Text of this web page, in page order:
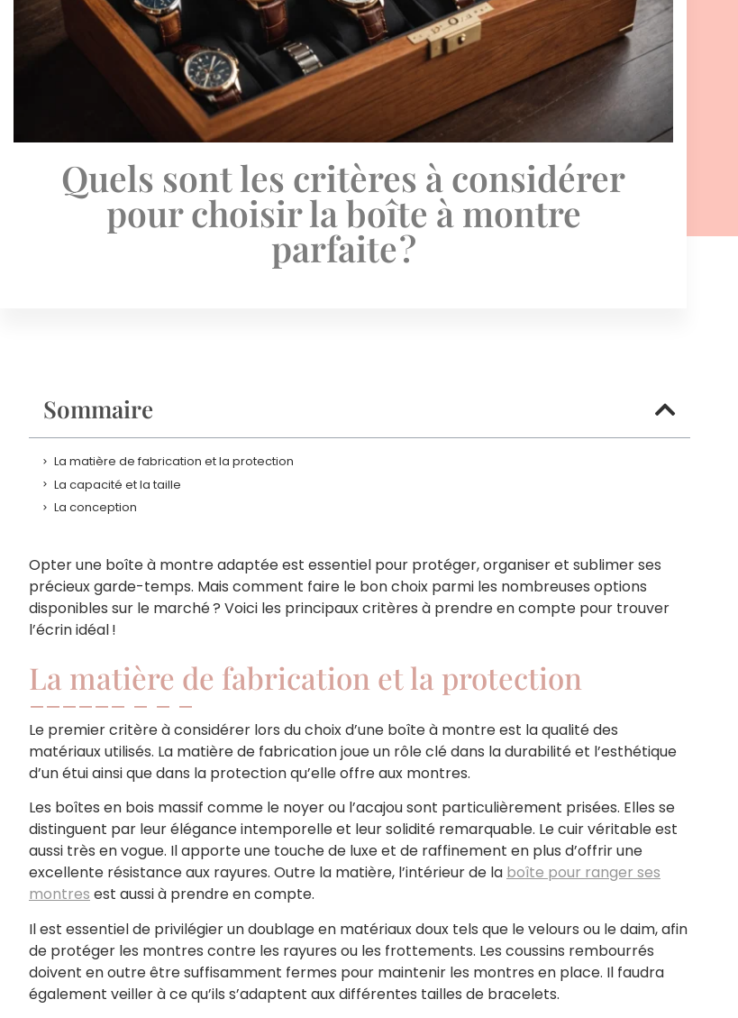
Quels sont les critères à considérer
pour choisir la boîte à montre
parfaite ?
Sommaire
La matière de fabrication et la protection
La capacité et la taille
La conception
Opter une boîte à montre adaptée est essentiel pour protéger, organiser et sublimer ses
précieux garde-temps. Mais comment faire le bon choix parmi les nombreuses options
disponibles sur le marché ? Voici les principaux critères à prendre en compte pour trouver
l’écrin idéal !
La matière de fabrication et la protection
Le premier critère à considérer lors du choix d’une boîte à montre est la qualité des
matériaux utilisés. La matière de fabrication joue un rôle clé dans la durabilité et l’esthétique
d’un étui ainsi que dans la protection qu’elle offre aux montres.
Les boîtes en bois massif comme le noyer ou l’acajou sont particulièrement prisées. Elles se
distinguent par leur élégance intemporelle et leur solidité remarquable. Le cuir véritable est
aussi très en vogue. Il apporte une touche de luxe et de raffinement en plus d’offrir une
excellente résistance aux rayures. Outre la matière, l’intérieur de la boîte pour ranger ses
montres est aussi à prendre en compte.
Il est essentiel de privilégier un doublage en matériaux doux tels que le velours ou le daim, afin
de protéger les montres contre les rayures ou les frottements. Les coussins rembourrés
doivent en outre être suffisamment fermes pour maintenir les montres en place. Il faudra
également veiller à ce qu’ils s’adaptent aux différentes tailles de bracelets.